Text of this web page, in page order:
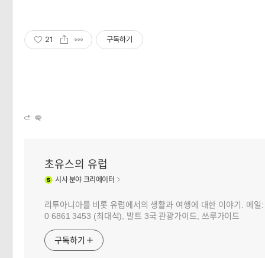
21 구독하기
초유스의 유럽
시사분야 크리에이터
리투아니아를 비롯 유럽에서의 생활과 여행에 대한 이야기. 메
0 6861 3453 (최대석), 발트 3국 관광가이드, 쓰루가이드
구독하기